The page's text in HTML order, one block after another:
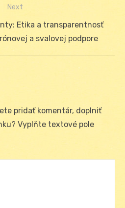
Next
Etika a transparentnosť
a svalovej podpore
pridať komentár, doplniť
Vyplňte textové pole